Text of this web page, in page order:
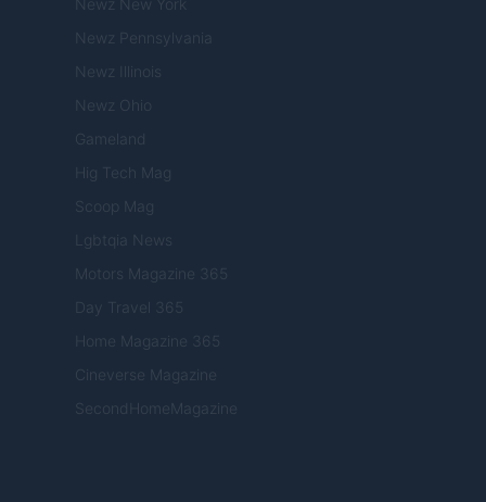
Newz New York
Newz Pennsylvania
Newz Illinois
Newz Ohio
Gameland
Hig Tech Mag
Scoop Mag
Lgbtqia News
Motors Magazine 365
Day Travel 365
Home Magazine 365
Cineverse Magazine
SecondHomeMagazine